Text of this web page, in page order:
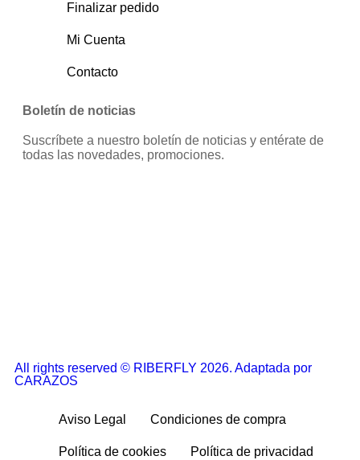
Finalizar pedido
Mi Cuenta
Contacto
Boletín de noticias
Suscríbete a nuestro boletín de noticias y entérate de
todas las novedades, promociones.
All rights reserved © RIBERFLY 2026. Adaptada por
CARAZOS
Aviso Legal Condiciones de compra
Política de cookies Política de privacidad